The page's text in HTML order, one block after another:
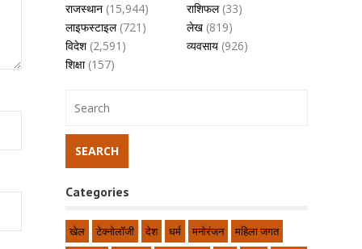
राजस्थान (15,944) राशिफल(33)
लाइफस्टाइल(721) लेख (819)
विदेश(2,591) व्यवसाय (926)
शिक्षा(157)
Categories
खेल टेक्नोलॉजी देश धर्म मनोरंजन
महिला जगत